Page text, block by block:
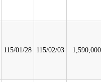
115/01/28 115/02/03 1,590,000